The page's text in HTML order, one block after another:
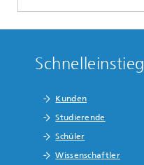
Schnelleinstieg
Kunden
Studierende
Schüler
Wissenschaftler